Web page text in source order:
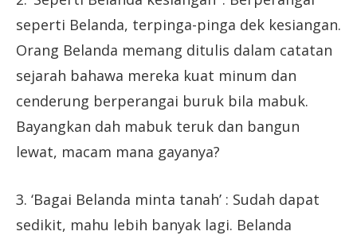
seperti Belanda, terpinga-pinga dek kesiangan.
Orang Belanda memang ditulis dalam catatan
sejarah bahawa mereka kuat minum dan
cenderung berperangai buruk bila mabuk.
Bayangkan dah mabuk teruk dan bangun
lewat, macam mana gayanya?
3. ‘Bagai Belanda minta tanah’ : Sudah dapat
sedikit, mahu lebih banyak lagi. Belanda